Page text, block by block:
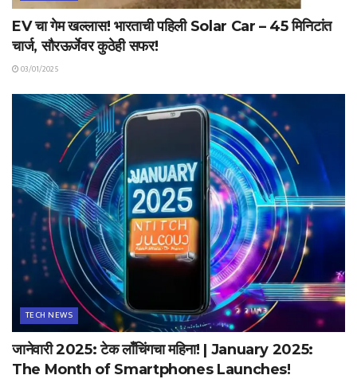
EV चा गेम खल्लास! भारताची पहिली Solar Car – 45 मिनिटांत
चार्ज, सौरऊर्जेवर कुठेही सफर!
03/01/2025
TECH NEWS
जानेवारी 2025: टेक लाँचिंगचा महिना! | January 2025:
The Month of Smartphones Launches!